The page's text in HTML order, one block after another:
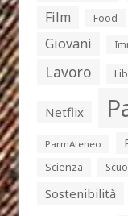
Film Food
Giovani
Lavoro
Netflix
ParmAteneo
Scienza
Sostenibilità